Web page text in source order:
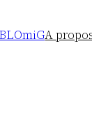
BLOmiGA